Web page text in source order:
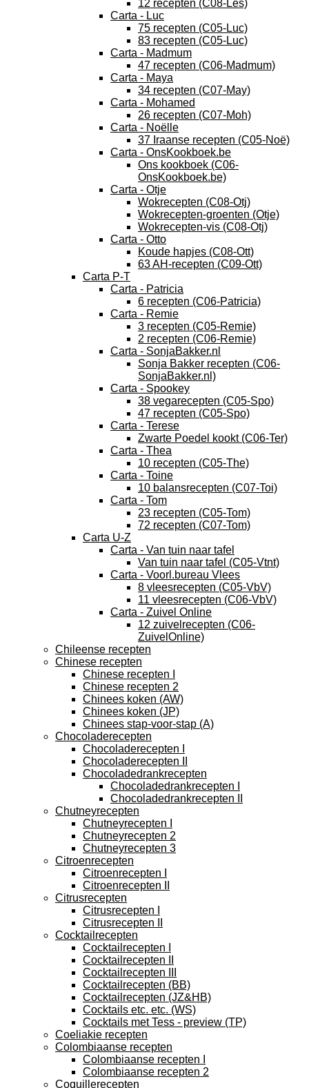
12 recepten (C08-Les)
Carta - Luc
75 recepten (C05-Luc)
83 recepten (C05-Luc)
Carta - Madmum
47 recepten (C06-Madmum)
Carta - Maya
34 recepten (C07-May)
Carta - Mohamed
26 recepten (C07-Moh)
Carta - Noëlle
37 Iraanse recepten (C05-Noë)
Carta - OnsKookboek.be
Ons kookboek (C06-
OnsKookboek.be)
Carta - Otje
Wokrecepten (C08-Otj)
Wokrecepten-groenten (Otje)
Wokrecepten-vis (C08-Otj)
Carta - Otto
Koude hapjes (C08-Ott)
63 AH-recepten (C09-Ott)
Carta P-T
Carta - Patricia
6 recepten (C06-Patricia)
Carta - Remie
3 recepten (C05-Remie)
2 recepten (C06-Remie)
Carta - SonjaBakker.nl
Sonja Bakker recepten (C06-
SonjaBakker.nl)
Carta - Spookey
38 vegarecepten (C05-Spo)
47 recepten (C05-Spo)
Carta - Terese
Zwarte Poedel kookt (C06-Ter)
Carta - Thea
10 recepten (C05-The)
Carta - Toine
10 balansrecepten (C07-Toi)
Carta - Tom
23 recepten (C05-Tom)
72 recepten (C07-Tom)
Carta U-Z
Carta - Van tuin naar tafel
Van tuin naar tafel (C05-Vtnt)
Carta - Voorl.bureau Vlees
8 vleesrecepten (C05-VbV)
11 vleesrecepten (C06-VbV)
Carta - Zuivel Online
12 zuivelrecepten (C06-
ZuivelOnline)
Chileense recepten
Chinese recepten
Chinese recepten I
Chinese recepten 2
Chinees koken (AW)
Chinees koken (JP)
Chinees stap-voor-stap (A)
Chocoladerecepten
Chocoladerecepten I
Chocoladerecepten II
Chocoladedrankrecepten
Chocoladedrankrecepten I
Chocoladedrankrecepten II
Chutneyrecepten
Chutneyrecepten I
Chutneyrecepten 2
Chutneyrecepten 3
Citroenrecepten
Citroenrecepten I
Citroenrecepten II
Citrusrecepten
Citrusrecepten I
Citrusrecepten II
Cocktailrecepten
Cocktailrecepten I
Cocktailrecepten II
Cocktailrecepten III
Cocktailrecepten (BB)
Cocktailrecepten (JZ&HB)
Cocktails etc. etc. (WS)
Cocktails met Tess - preview (TP)
Coeliakie recepten
Colombiaanse recepten
Colombiaanse recepten I
Colombiaanse recepten 2
Coquillerecepten